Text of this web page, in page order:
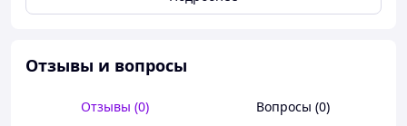
ножку рассматривать .
сбалансированным лекалам .
Отзывы и вопросы
Отзывы (0) Вопросы (0)